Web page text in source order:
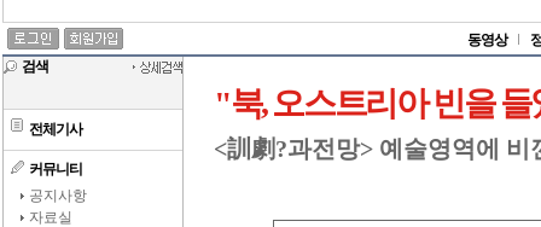
동영상
검색
전체기사
커뮤니티
공지사항
자료실
"북, 오스트리아 빈을
<訓劇?과전망> 예술영역에 비